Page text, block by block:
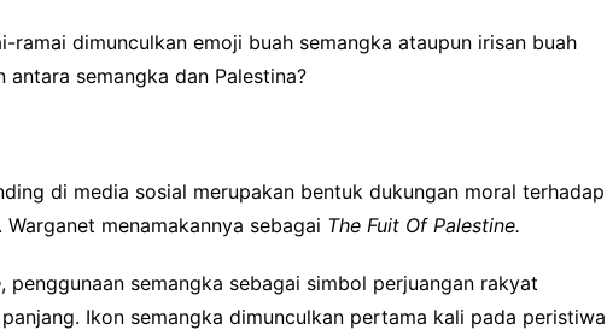
ramai dimunculkan emoji buah semangka ataupun irisan buah
semangka dan Palestina?
di media sosial merupakan bentuk dukungan moral terhadap
menamakannya sebagai The Fuit Of Palestine.
, penggunaan semangka sebagai simbol perjuangan rakyat
Ikon semangka dimunculkan pertama kali pada peristiwa